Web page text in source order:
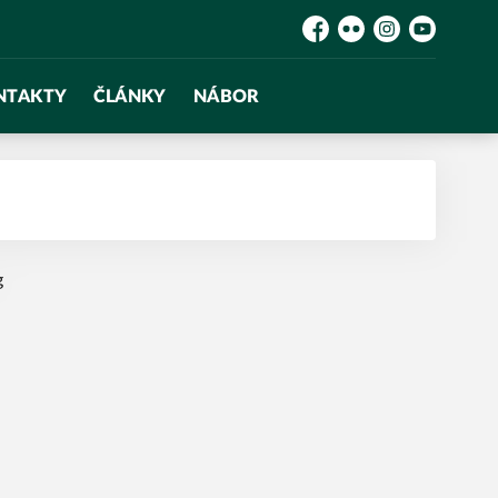
Facebook
FlickrInstagramYouTube
ČLÁNKY NÁBOR